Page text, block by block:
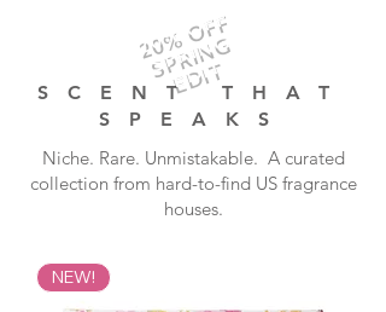
20% OFF
SPRING
EDIT
SCENT THAT
SPEAKS
​Niche. Rare. Unmistakable. A curated
collection from hard-to-find US fragrance
houses.
NEW!